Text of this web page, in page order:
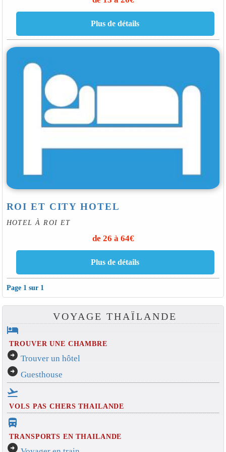
ROI ET CITY HOTEL
HOTEL À ROI ET
de 26 à 64€
Page 1 sur 1
VOYAGE THAÏLANDE
hotel
TROUVER UNE CHAMBRE
arrow_circle_right Trouver un hôtel
arrow_circle_right Guesthouse
flight_takeoff
VOLS PAS CHERS THAILANDE
directions_bus_filled
TRANSPORTS EN THAILANDE
arrow_circle_right